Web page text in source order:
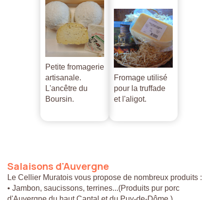
Petite fromagerie
artisanale.
L'ancêtre du
Boursin.
Fromage utilisé
pour la truffade
et l'aligot.
Salaisons d'Auvergne
Le Cellier Muratois vous propose de nombreux produits :
• Jambon, saucissons, terrines...(Produits pur porc